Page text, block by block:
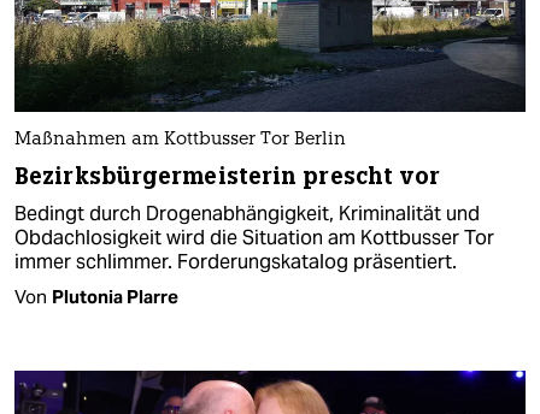
Maßnahmen am Kottbusser Tor Berlin
Bezirksbürgermeisterin prescht vor
Bedingt durch Drogenabhängigkeit, Kriminalität und
Obdachlosigkeit wird die Situation am Kottbusser Tor
immer schlimmer. Forderungskatalog präsentiert.
Von Plutonia Plarre